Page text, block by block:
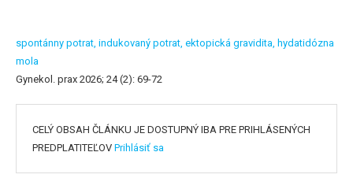
spontánny potrat, indukovaný potrat, ektopická gravidita, hydatidózna
mola
Gynekol. prax 2026; 24 (2): 69-72
CELÝ OBSAH ČLÁNKU JE DOSTUPNÝ IBA PRE PRIHLÁSENÝCH
PREDPLATITEĽOV Prihlásiť sa